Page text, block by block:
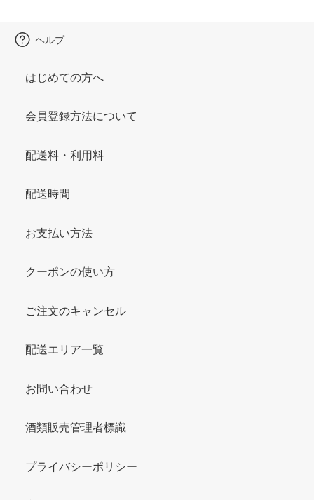
ヘルプ
はじめての方へ
会員登録方法について
配送料・利用料
配送時間
お支払い方法
クーポンの使い方
ご注文のキャンセル
配送エリア一覧
お問い合わせ
酒類販売管理者標識
プライバシーポリシー